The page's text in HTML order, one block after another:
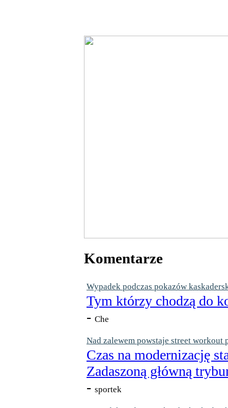
Komentarze
Wypadek podczas pokazów
Tym którzy chodzą do
- Che
Nad zalewem powstaje street workout
Czas na modernizację
Zadaszoną główną
- sportek